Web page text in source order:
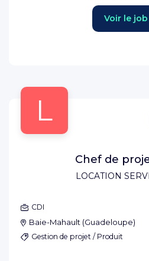
Voir le job
L
LOCATION
Chef de
CDI
Baie-Mahault (Guadeloupe)
Gestion de projet / Produit